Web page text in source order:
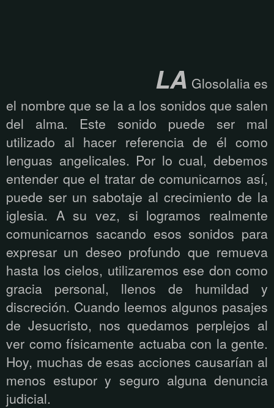
LA Glosolalia es
el nombre que se la a los sonidos que salen
del alma. Este sonido puede ser mal
utilizado al hacer referencia de él como
lenguas angelicales. Por lo cual, debemos
entender que el tratar de comunicarnos así,
puede ser un sabotaje al crecimiento de la
iglesia. A su vez, si logramos realmente
comunicarnos sacando esos sonidos para
expresar un deseo profundo que remueva
hasta los cielos, utilizaremos ese don como
gracia personal, llenos de humildad y
discreción. Cuando leemos algunos pasajes
de Jesucristo, nos quedamos perplejos al
ver como físicamente actuaba con la gente.
Hoy, muchas de esas acciones causarían al
menos estupor y seguro alguna denuncia
judicial.